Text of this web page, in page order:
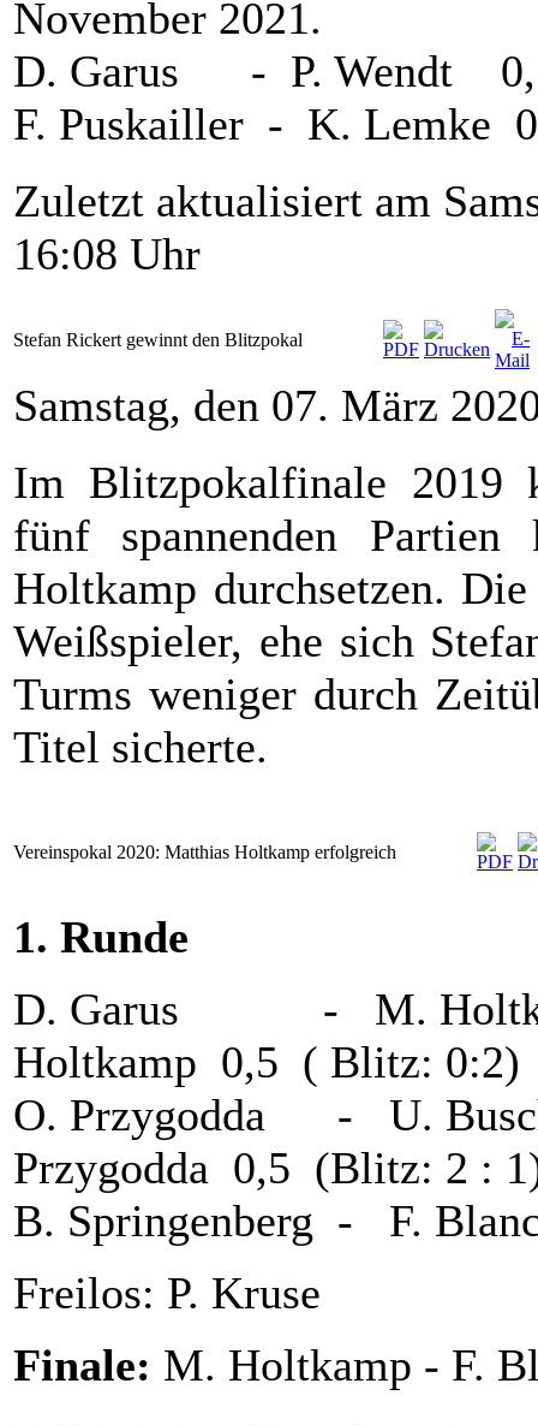
November 2021.
D. Garus - P. Wendt
F. Puskailler - K. Lemke
Zuletzt aktualisiert am
16:08 Uhr
Stefan Rickert gewinnt den Blitzpokal
Samstag, den 07. März
Im Blitzpokalfinale 2019
fünf spannenden
Holtkamp durchsetzen.
Weißspieler, ehe sich
Turms weniger durch
Titel sicherte.
Vereinspokal 2020: Matthias Holtkamp erfolgreich
1. Runde
D. Garus - M.
Holtkamp 0,5 ( Blitz: 0:2)
O. Przygodda - U.
Przygodda 0,5 (Blitz: 2 :
B. Springenberg - F.
Freilos: P. Kruse
Finale: M. Holtkamp - F.